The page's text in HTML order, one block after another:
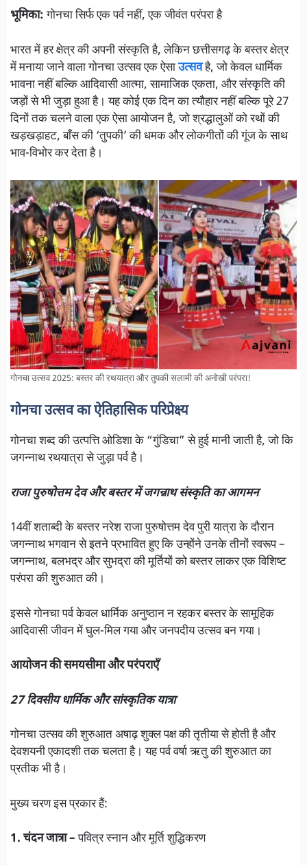
भूमिका:गोनचा सिर्फ एक पर्व नहीं, एक जीवंत परंपरा है
भारत में हर क्षेत्र की अपनी संस्कृति है, लेकिन छत्तीसगढ़ के बस्तर क्षेत्र
में मनाया जाने वाला गोनचा उत्सव एक ऐसाउत्सवहै, जो केवल धार्मिक
भावना नहीं बल्कि आदिवासी आत्मा, सामाजिक एकता, और संस्कृति की
जड़ों से भी जुड़ा हुआ है। यह कोई एक दिन का त्यौहार नहीं बल्कि पूरे 27
दिनों तक चलने वाला एक ऐसा आयोजन है, जो श्रद्धालुओं को रथों की
खड़खड़ाहट, बाँस की ‘तुपकी’ की धमक और लोकगीतों की गूंज के साथ
भाव-विभोर कर देता है।
गोनचा उत्सव 2025: बस्तर की रथयात्रा और तुपकी सलामी की अनोखी परंपरा!
गोनचा उत्सव का ऐतिहासिक परिप्रेक्ष्य
गोनचा शब्द की उत्पत्ति ओडिशा के “गुंडिचा” से हुई मानी जाती है, जो कि
जगन्नाथ रथयात्रा से जुड़ा पर्व है।
राजा पुरुषोत्तम देव और बस्तर में जगन्नाथ संस्कृति का आगमन
14वीं शताब्दी के बस्तर नरेश राजा पुरुषोत्तम देव पुरी यात्रा के दौरान
जगन्नाथ भगवान से इतने प्रभावित हुए कि उन्होंने उनके तीनों स्वरूप –
जगन्नाथ, बलभद्र और सुभद्रा की मूर्तियों को बस्तर लाकर एक विशिष्ट
परंपरा की शुरुआत की।
इससे गोनचा पर्व केवल धार्मिक अनुष्ठान न रहकर बस्तर के सामूहिक
आदिवासी जीवन में घुल-मिल गया और जनपदीय उत्सव बन गया।
आयोजन की समयसीमा और परंपराएँ
27 दिवसीय धार्मिक और सांस्कृतिक यात्रा
गोनचा उत्सव की शुरुआत अषाढ़ शुक्ल पक्ष की तृतीया से होती है और
देवशयनी एकादशी तक चलता है। यह पर्व वर्षा ऋतु की शुरुआत का
प्रतीक भी है।
मुख्य चरण इस प्रकार हैं:
1. चंदन जात्रा –पवित्र स्नान और मूर्ति शुद्धिकरण